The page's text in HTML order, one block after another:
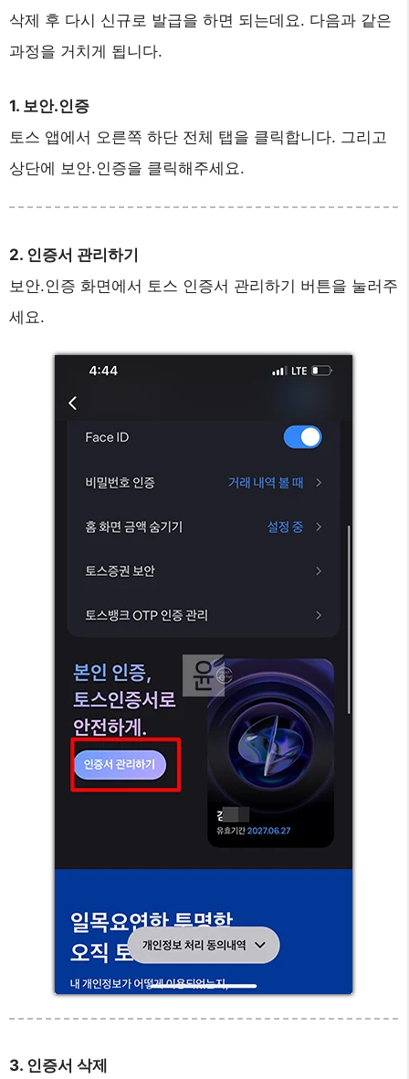
삭제 후 다시 신규로 발급을 하면 되는데요. 다음과 같은
과정을 거치게 됩니다.
1. 보안.인증
토스 앱에서 오른쪽 하단 전체 탭을 클릭합니다. 그리고
상단에 보안.인증을 클릭해주세요.
2. 인증서 관리하기
보안.인증 화면에서 토스 인증서 관리하기 버튼을 눌러주
세요.
3. 인증서 삭제